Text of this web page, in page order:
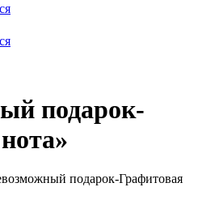
подарок-
подарок-Графитовая